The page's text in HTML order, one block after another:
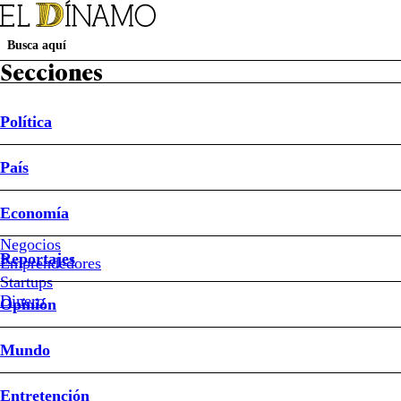
Secciones
Política
País
Economía
Negocios
Emprendedores
Startups
Dinero
Reportajes
Opinión
Mundo
Entretención
Loreto